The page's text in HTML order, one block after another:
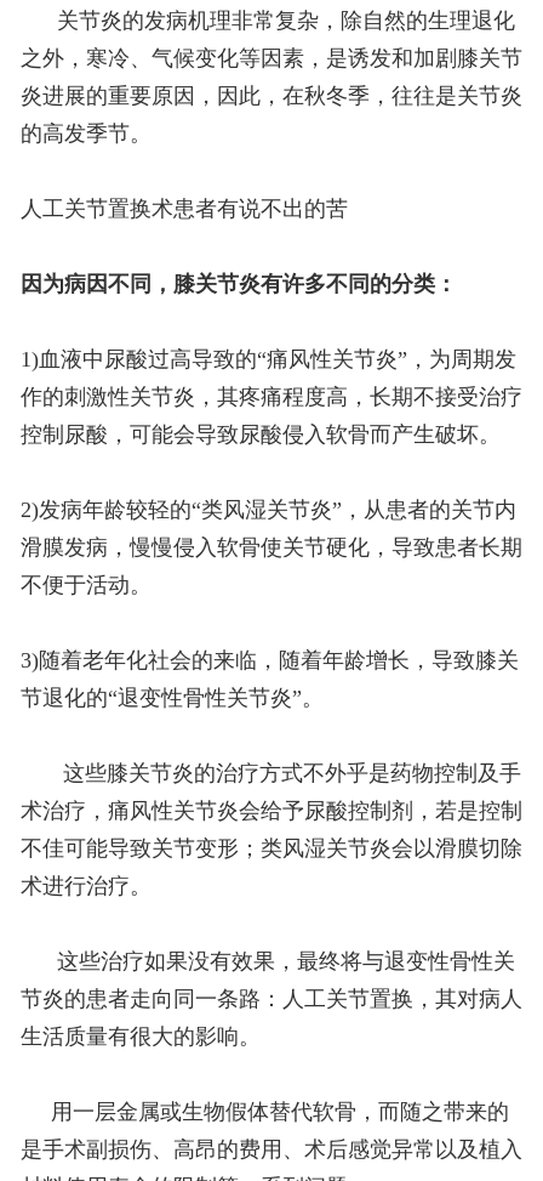
关节炎的发病机理非常复杂，除自然的生理退化
之外，寒冷、气候变化等因素，是诱发和加剧膝关节
炎进展的重要原因，因此，在秋冬季，往往是关节炎
的高发季节。
人工关节置换术患者有说不出的苦
因为病因不同，膝关节炎有许多不同的分类：
1)血液中尿酸过高导致的“痛风性关节炎”，为周期发
作的刺激性关节炎，其疼痛程度高，长期不接受治疗
控制尿酸，可能会导致尿酸侵入软骨而产生破坏。
2)发病年龄较轻的“类风湿关节炎”，从患者的关节内
滑膜发病，慢慢侵入软骨使关节硬化，导致患者长期
不便于活动。
3)随着老年化社会的来临，随着年龄增长，导致膝关
节退化的“退变性骨性关节炎”。
这些膝关节炎的治疗方式不外乎是药物控制及手
术治疗，痛风性关节炎会给予尿酸控制剂，若是控制
不佳可能导致关节变形；类风湿关节炎会以滑膜切除
术进行治疗。
这些治疗如果没有效果，最终将与退变性骨性关
节炎的患者走向同一条路：人工关节置换，其对病人
生活质量有很大的影响。
用一层金属或生物假体替代软骨，而随之带来的
是手术副损伤、高昂的费用、术后感觉异常以及植入